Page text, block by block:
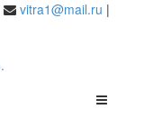
vitra1@mail.ru |